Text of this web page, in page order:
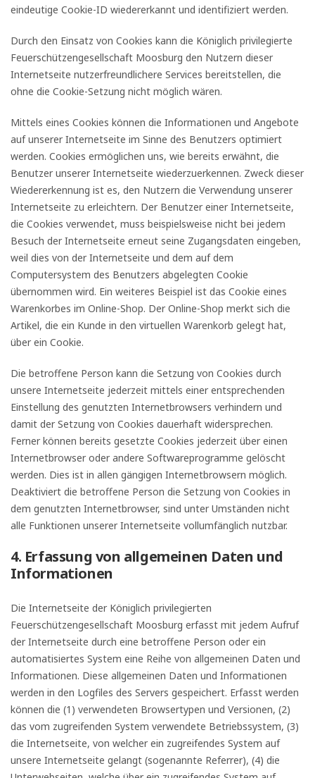
eindeutige Cookie-ID wiedererkannt und identifiziert werden.
Durch den Einsatz von Cookies kann die Königlich privilegierte
Feuerschützengesellschaft Moosburg den Nutzern dieser
Internetseite nutzerfreundlichere Services bereitstellen, die
ohne die Cookie-Setzung nicht möglich wären.
Mittels eines Cookies können die Informationen und Angebote
auf unserer Internetseite im Sinne des Benutzers optimiert
werden. Cookies ermöglichen uns, wie bereits erwähnt, die
Benutzer unserer Internetseite wiederzuerkennen. Zweck dieser
Wiedererkennung ist es, den Nutzern die Verwendung unserer
Internetseite zu erleichtern. Der Benutzer einer Internetseite,
die Cookies verwendet, muss beispielsweise nicht bei jedem
Besuch der Internetseite erneut seine Zugangsdaten eingeben,
weil dies von der Internetseite und dem auf dem
Computersystem des Benutzers abgelegten Cookie
übernommen wird. Ein weiteres Beispiel ist das Cookie eines
Warenkorbes im Online-Shop. Der Online-Shop merkt sich die
Artikel, die ein Kunde in den virtuellen Warenkorb gelegt hat,
über ein Cookie.
Die betroffene Person kann die Setzung von Cookies durch
unsere Internetseite jederzeit mittels einer entsprechenden
Einstellung des genutzten Internetbrowsers verhindern und
damit der Setzung von Cookies dauerhaft widersprechen.
Ferner können bereits gesetzte Cookies jederzeit über einen
Internetbrowser oder andere Softwareprogramme gelöscht
werden. Dies ist in allen gängigen Internetbrowsern möglich.
Deaktiviert die betroffene Person die Setzung von Cookies in
dem genutzten Internetbrowser, sind unter Umständen nicht
alle Funktionen unserer Internetseite vollumfänglich nutzbar.
4. Erfassung von allgemeinen Daten und
Informationen
Die Internetseite der Königlich privilegierten
Feuerschützengesellschaft Moosburg erfasst mit jedem Aufruf
der Internetseite durch eine betroffene Person oder ein
automatisiertes System eine Reihe von allgemeinen Daten und
Informationen. Diese allgemeinen Daten und Informationen
werden in den Logfiles des Servers gespeichert. Erfasst werden
können die (1) verwendeten Browsertypen und Versionen, (2)
das vom zugreifenden System verwendete Betriebssystem, (3)
die Internetseite, von welcher ein zugreifendes System auf
unsere Internetseite gelangt (sogenannte Referrer), (4) die